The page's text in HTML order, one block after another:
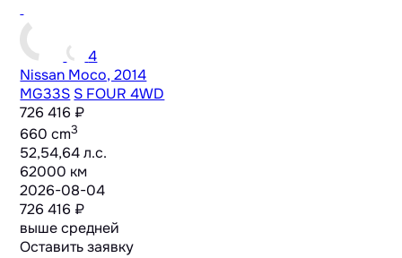
4
Nissan Moco, 2014
MG33S S FOUR 4WD
726 416 ₽
660 cm3
52,54,64 л.с.
62000 км
2026-08-04
726 416 ₽
выше средней
Оставить заявку